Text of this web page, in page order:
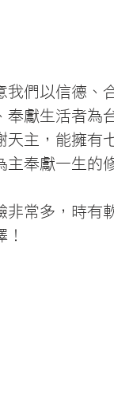
我們以信德、
奉獻生活者為
主，能擁有
奉獻一生的
常多，時有